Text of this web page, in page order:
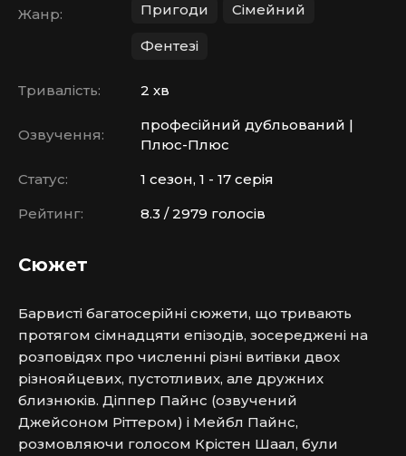
Жанр: Пригоди Сімейний
Фентезі
Тривалість: 2 хв
Озвучення:
професійний дубльований |
Плюс-Плюс
Статус:
1 сезон, 1 - 17 серія
Рейтинг:
8.3 / 2979 голосів
Сюжет
Барвисті багатосерійні сюжети, що тривають
протягом сімнадцяти епізодів, зосереджені на
розповідях про численні різні витівки двох
різнояйцевих, пустотливих, але дружних
близнюків. Діппер Пайнс (озвучений
Джейсоном Ріттером) і Мейбл Пайнс,
розмовляючи голосом Крістен Шаал, були